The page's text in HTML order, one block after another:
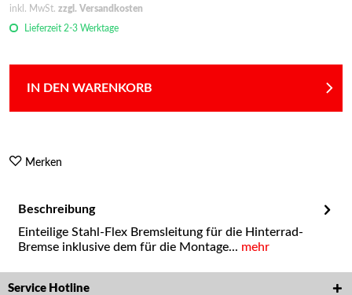
inkl. MwSt. zzgl. Versandkosten
Lieferzeit 2-3 Werktage
IN DEN WARENKORB
Merken
Beschreibung
Einteilige Stahl-Flex Bremsleitung für die Hinterrad-
Bremse inklusive dem für die Montage... mehr
Service Hotline